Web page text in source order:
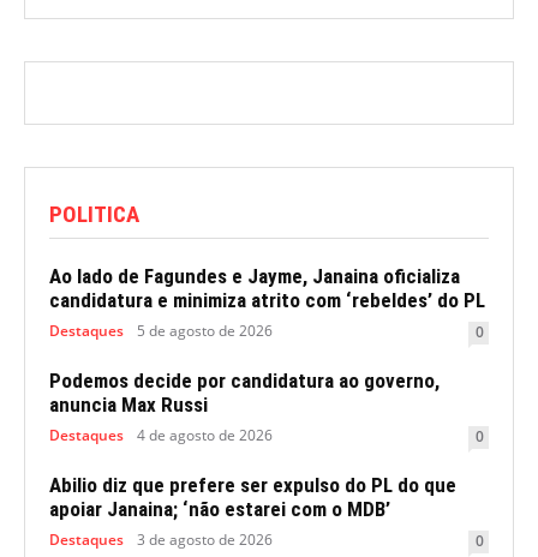
POLITICA
Ao lado de Fagundes e Jayme, Janaina oficializa
candidatura e minimiza atrito com ‘rebeldes’ do PL
Destaques 5 de agosto de 2026 0
Podemos decide por candidatura ao governo,
anuncia Max Russi
Destaques 4 de agosto de 2026 0
Abilio diz que prefere ser expulso do PL do que
apoiar Janaina; ‘não estarei com o MDB’
Destaques 3 de agosto de 2026 0